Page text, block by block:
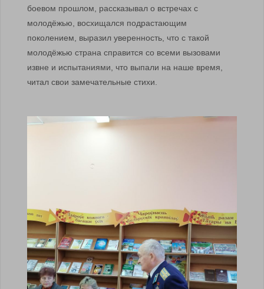
боевом прошлом, рассказывал о встречах с
молодёжью, восхищался подрастающим
поколением, выразил уверенность, что с такой
молодёжью страна справится со всеми вызовами
извне и испытаниями, что выпали на наше время,
читал свои замечательные стихи.